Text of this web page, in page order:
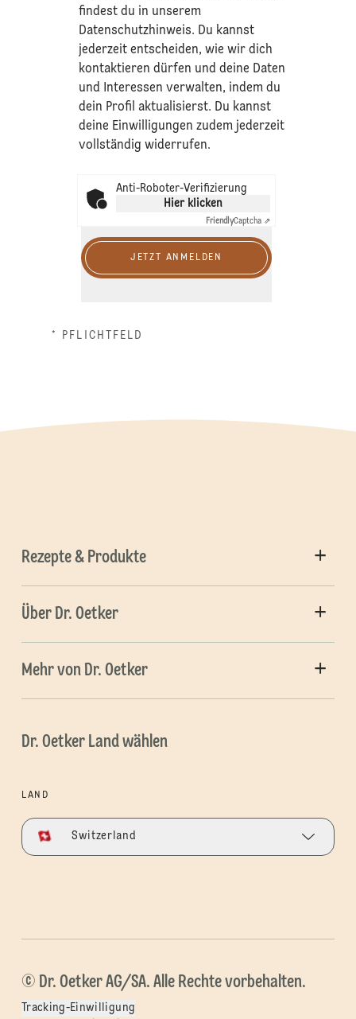
findest du in unserem
Datenschutzhinweis. Du kannst
jederzeit entscheiden, wie wir dich
kontaktieren dürfen und deine Daten
und Interessen verwalten, indem du
dein Profil aktualisierst. Du kannst
deine Einwilligungen zudem jederzeit
vollständig widerrufen.
Anti-Roboter-Verifizierung
Hier klicken
FriendlyCaptcha ⇗
JETZT ANMELDEN
* PFLICHTFELD
Rezepte & Produkte
Über Dr. Oetker
Mehr von Dr. Oetker
Dr. Oetker Land wählen
LAND
Switzerland
© Dr. Oetker AG/SA. Alle Rechte vorbehalten.
Tracking-Einwilligung